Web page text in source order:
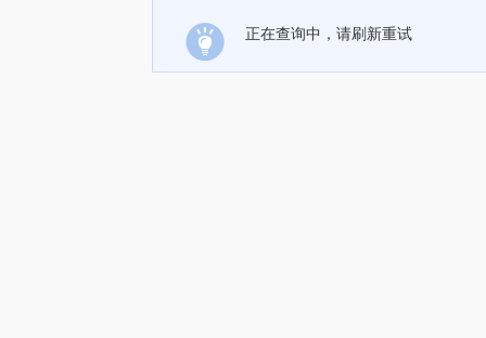
正在查询中，请刷新重试